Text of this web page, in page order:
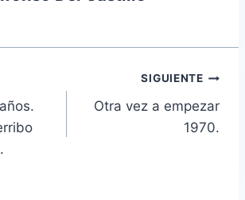
SIGUIENTE
Otra vez a empezar
1970.